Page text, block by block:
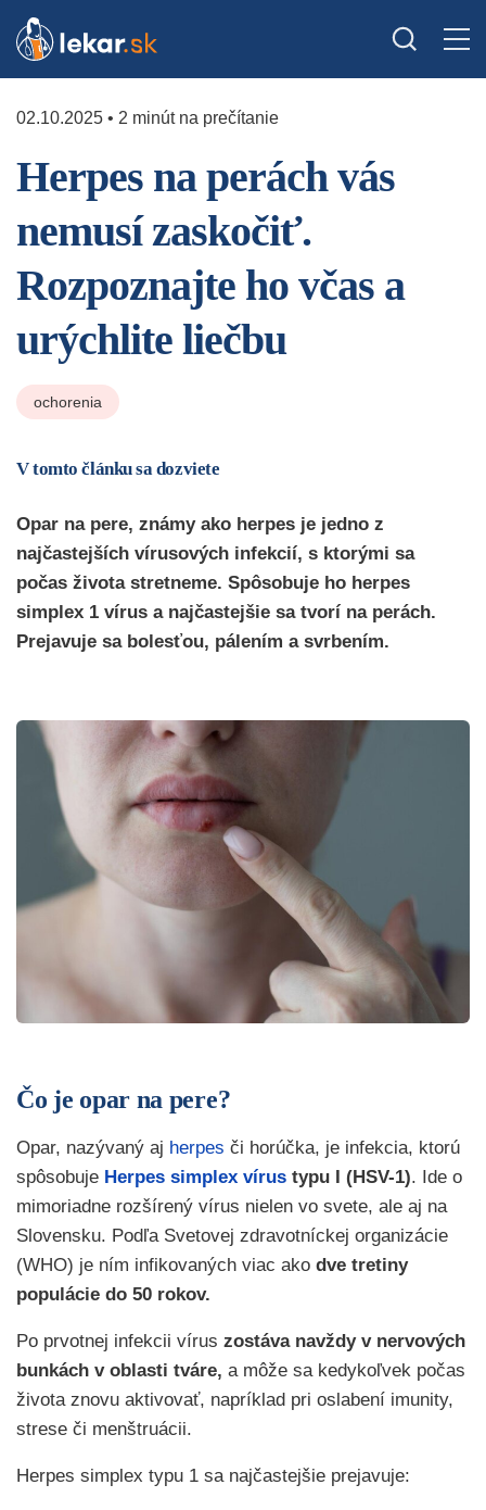
02.10.2025 • 2 minút na prečítanie
Herpes na perách vás
nemusí zaskočiť.
Rozpoznajte ho včas a
urýchlite liečbu
ochorenia
V tomto článku sa dozviete
Opar na pere, známy ako herpes je jedno z
najčastejších vírusových infekcií, s ktorými sa
počas života stretneme. Spôsobuje ho herpes
simplex 1 vírus a najčastejšie sa tvorí na perách.
Prejavuje sa bolesťou, pálením a svrbením.
Čo je opar na pere?
Opar, nazývaný aj herpes či horúčka, je infekcia, ktorú
spôsobuje Herpes simplex vírus typu I (HSV-1). Ide o
mimoriadne rozšírený vírus nielen vo svete, ale aj na
Slovensku. Podľa Svetovej zdravotníckej organizácie
(WHO) je ním infikovaných viac ako dve tretiny
populácie do 50 rokov.
Po prvotnej infekcii vírus zostáva navždy v nervových
bunkách v oblasti tváre, a môže sa kedykoľvek počas
života znovu aktivovať, napríklad pri oslabení imunity,
strese či menštruácii.
Herpes simplex typu 1 sa najčastejšie prejavuje: